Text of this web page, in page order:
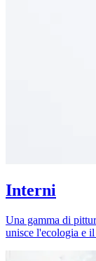
Interni
Una gamma di
unisce l'ecologia e